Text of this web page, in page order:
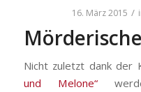
16. März 2015 /
Nicht zuletzt dank der
und Melone“